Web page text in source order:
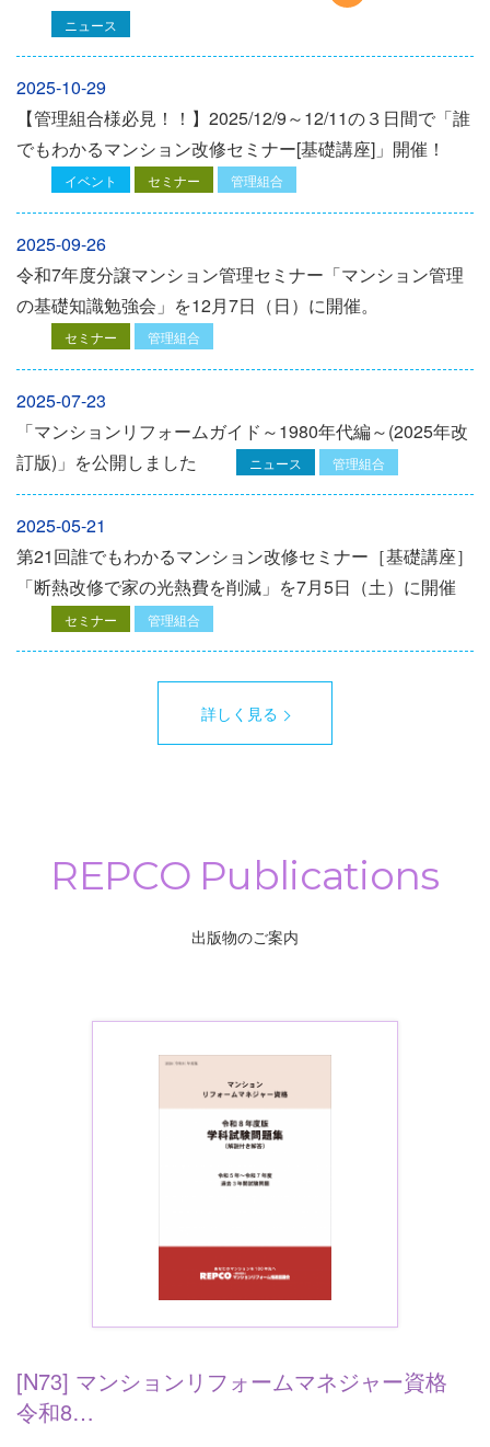
ニュース
2025-10-29
【管理組合様必見！！】2025/12/9～12/11の３日間で「誰
でもわかるマンション改修セミナー[基礎講座]」開催！
イベント セミナー 管理組合
2025-09-26
令和7年度分譲マンション管理セミナー「マンション管理
の基礎知識勉強会」を12⽉7⽇（⽇）に開催。
セミナー 管理組合
2025-07-23
「マンションリフォームガイド～1980年代編～(2025年改
訂版)」を公開しました
ニュース 管理組合
2025-05-21
第21回誰でもわかるマンション改修セミナー［基礎講座］
「断熱改修で家の光熱費を削減」を7月5日（土）に開催
セミナー 管理組合
詳しく見る
出版物のご案内
[N73] マンションリフォームマネジャー資格
令和8…